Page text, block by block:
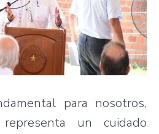
para nosotros,
un cuidado